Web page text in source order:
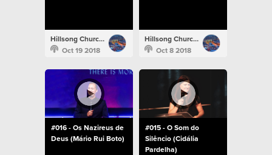
Hillsong Church Portugal
Oct 19 2018
Hillsong Church Portugal
Oct 8 2018
#016 - Os Nazireus de
Deus (Mário Rui Boto)
#015 - O Som do
Silêncio (Cidália
Pardelha)